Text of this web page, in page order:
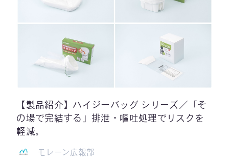
【製品紹介】ハイジーバッグ シリーズ／「そ
の場で完結する」排泄・嘔吐処理でリスクを
軽減。
モレーン広報部